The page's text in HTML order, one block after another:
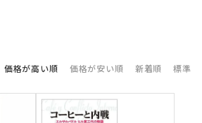
標準
新着順
価格が安い順
価格が高い順